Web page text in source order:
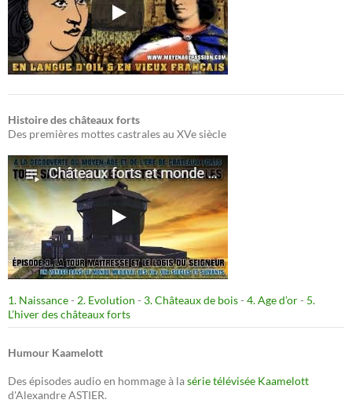
Histoire des châteaux forts
Des premières mottes castrales au XVe siècle
1. Naissance- 2. Evolution - 3. Châteaux de bois- 4. Age d’or- 5.
L’hiver des châteaux forts
Humour Kaamelott
Des épisodes audio en hommage à lasérie télévisée Kaamelott
d'Alexandre ASTIER.